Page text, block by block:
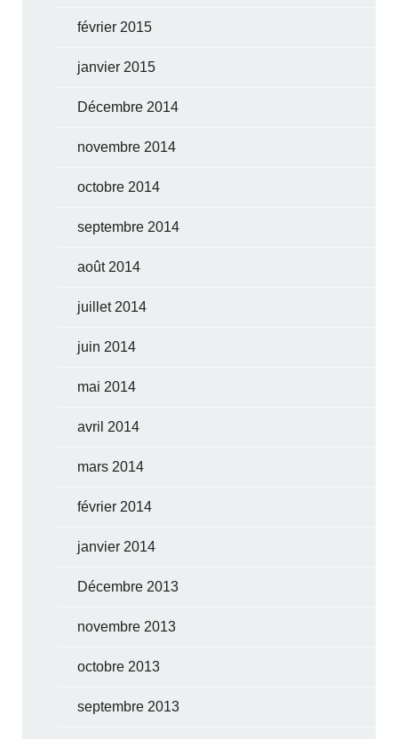
février 2015
janvier 2015
Décembre 2014
novembre 2014
octobre 2014
septembre 2014
août 2014
juillet 2014
juin 2014
mai 2014
avril 2014
mars 2014
février 2014
janvier 2014
Décembre 2013
novembre 2013
octobre 2013
septembre 2013